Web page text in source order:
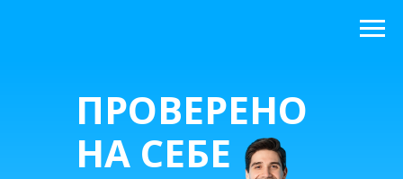
ПРОВЕРЕНО
НА СЕБЕ